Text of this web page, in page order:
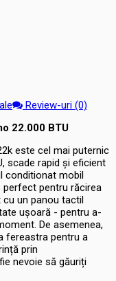
Review-uri (0)
22.000 BTU
este cel mai puternic
scade rapid și eficient
conditionat mobil
perfect pentru răcirea
cu un panou tactil
ușoară - pentru a-
De asemenea,
fereastra pentru a
prin
nevoie să găuriți